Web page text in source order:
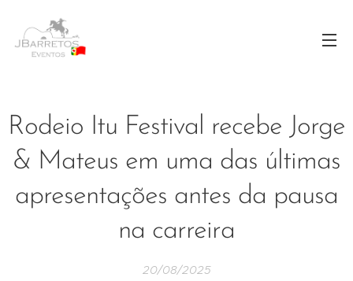
Rodeio Itu Festival recebe Jorge
& Mateus em uma das últimas
apresentações antes da pausa
na carreira
20/08/2025